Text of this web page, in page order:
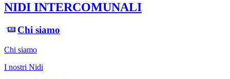
NIDI INTERCOMUNALI
Chi siamo
Chi siamo
I nostri Nidi